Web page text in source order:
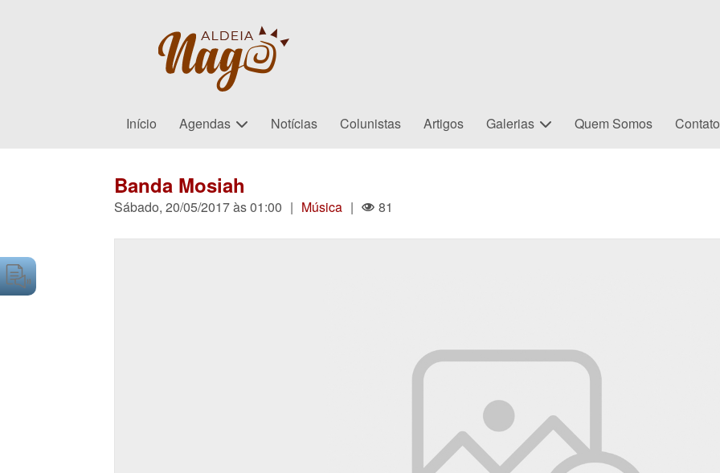
Início Agendas Notícias Colunistas Artigos Galerias Quem Somos Contato
Banda Mosiah
Sábado, 20/05/2017 às 01:00 | Música | 81